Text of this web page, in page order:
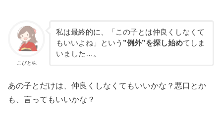
こびと株
私は最終的に、「この子とは仲良くしなくて
もいいよね」という ”例外”を探し始めてしま
いました…。
あの子とだけは、仲良くしなくてもいいかな？悪口とか
も、言ってもいいかな？